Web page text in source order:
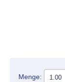
Menge: